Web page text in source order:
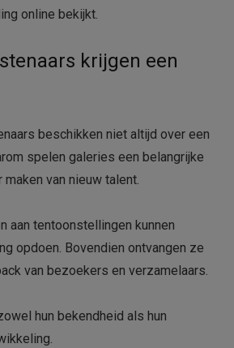
online bekijkt.
krijgen een
beschikken niet altijd over een
spelen galeries een belangrijke
van nieuw talent.
aan tentoonstellingen kunnen
opdoen. Bovendien ontvangen ze
van bezoekers en verzamelaars.
hun bekendheid als hun